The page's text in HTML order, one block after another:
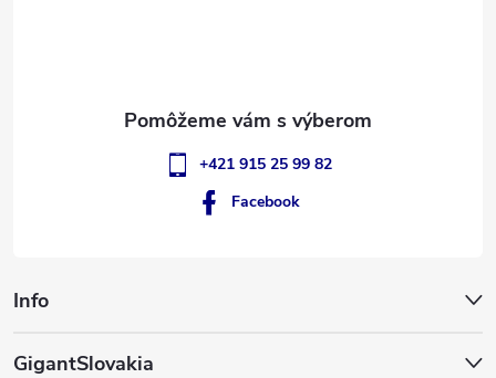
Info
GigantSlovakia
+421 915 25 99 82
Facebook